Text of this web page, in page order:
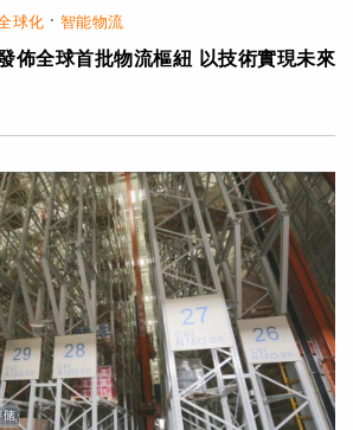
球化·智能物流
佈全球首批物流樞紐 以技術實現未來